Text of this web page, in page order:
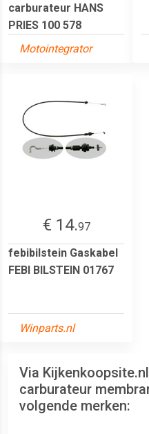
carburateur HANS
PRIES 100 578
Motointegrator
€ 14.97
febibilstein Gaskabel
FEBI BILSTEIN 01767
Winparts.nl
Via
carburateur
volgende merken: